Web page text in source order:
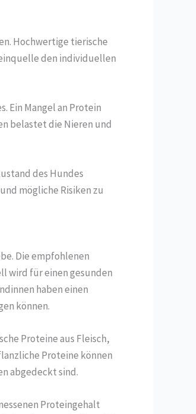
Hochwertige tierische
den individuellen
Ein Mangel an Protein
belastet die Nieren und
des Hundes
mögliche Risiken zu
Die empfohlenen
wird für einen gesunden
haben einen
können.
Proteine aus Fleisch,
Proteine können
abgedeckt sind.
Proteingehalt